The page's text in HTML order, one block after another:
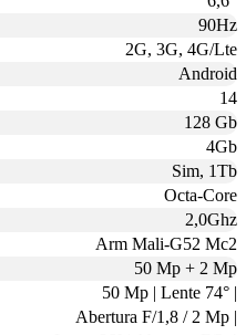
90Hz
2G, 3G, 4G/Lte
Android
14
128 Gb
4Gb
Sim, 1Tb
Octa-Core
2,0Ghz
Arm Mali-G52 Mc2
50 Mp + 2 Mp
50 Mp | Lente 74° |
Abertura F/1,8 / 2 Mp |